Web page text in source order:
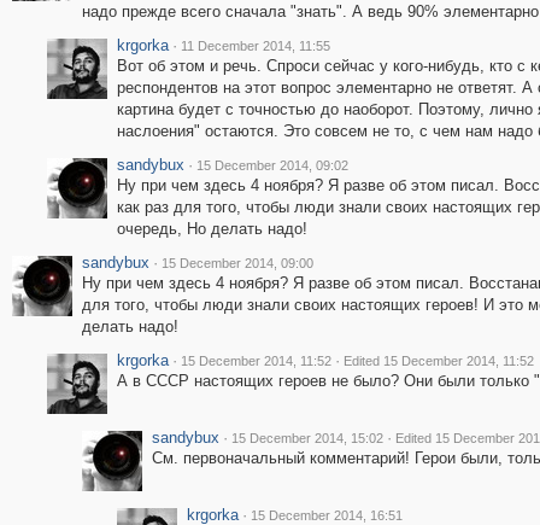
надо прежде всего сначала "знать". А ведь 90%
krgorka · 11 December 2014, 11:55
Вот об этом и речь. Спроси сейчас у кого-нибудь, кто
респондентов на этот вопрос элементарно не ответят.
картина будет с точностью до наоборот. Поэтому,
наслоения" остаются. Это совсем не то, с чем нам надо
sandybux · 15 December 2014, 09:02
Ну при чем здесь 4 ноября? Я разве об этом писал.
как раз для того, чтобы люди знали своих настоящих
очередь, Но делать надо!
sandybux · 15 December 2014, 09:00
Ну при чем здесь 4 ноября? Я разве об этом писал.
для того, чтобы люди знали своих настоящих героев! И это
делать надо!
krgorka · 15 December 2014, 11:52 · Edited 15 December 2014, 11:52
А в СССР настоящих героев не было? Они были только
sandybux · 15 December 2014, 15:02 · Edited 15 December
См. первоначальный комментарий! Герои были,
krgorka · 15 December 2014, 16:51